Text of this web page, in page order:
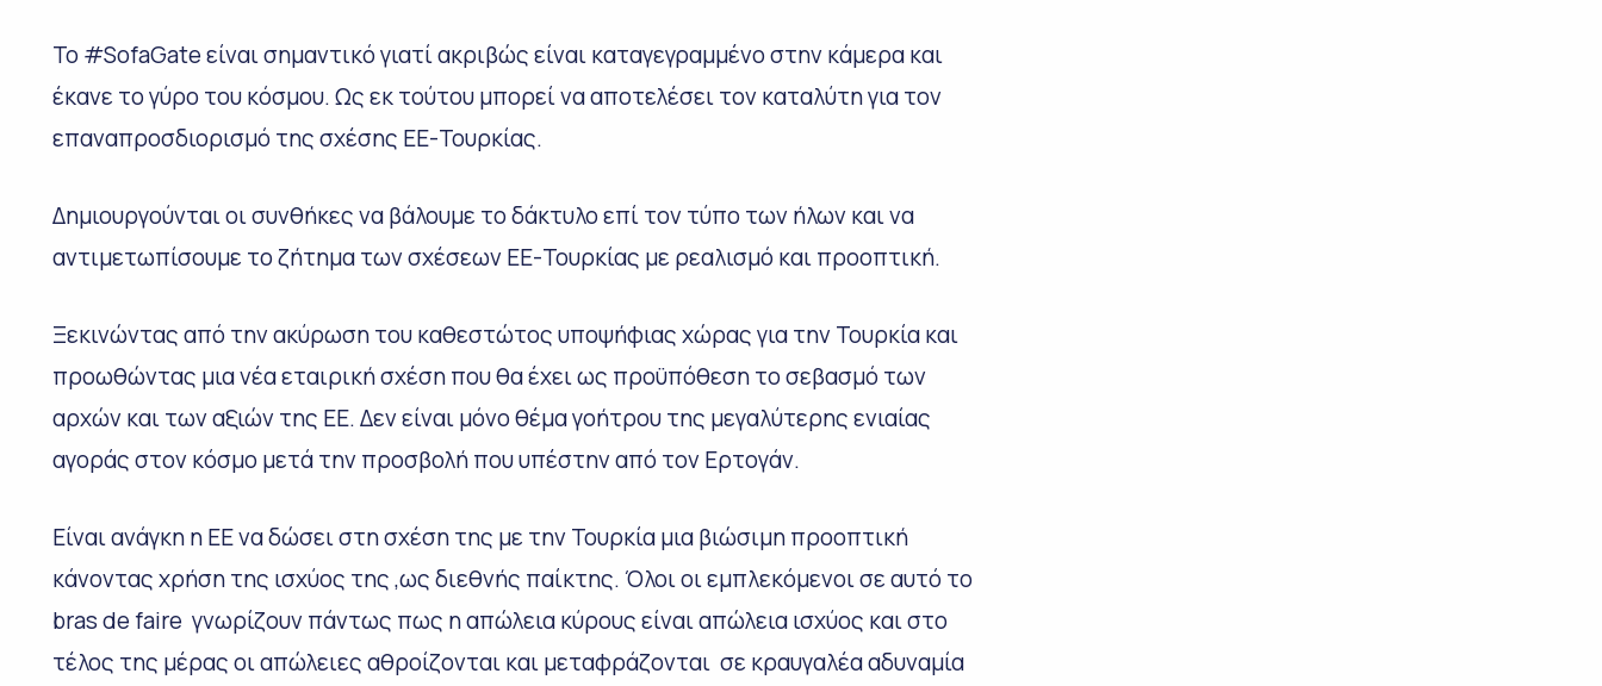
Το #SofaGate είναι σημαντικό γιατί ακριβώς είναι καταγεγραμμένο στην κάμερα και
έκανε το γύρο του κόσμου. Ως εκ τούτου μπορεί να αποτελέσει τον καταλύτη για τον
επαναπροσδιορισμό της σχέσης ΕΕ-Τουρκίας.
Δημιουργούνται οι συνθήκες να βάλουμε το δάκτυλο επί τον τύπο των ήλων και να
αντιμετωπίσουμε το ζήτημα των σχέσεων ΕΕ-Τουρκίας με ρεαλισμό και προοπτική.
Ξεκινώντας από την ακύρωση του καθεστώτος υποψήφιας χώρας για την Τουρκία και
προωθώντας μια νέα εταιρική σχέση που θα έχει ως προϋπόθεση το σεβασμό των
αρχών και των αξιών της ΕΕ. Δεν είναι μόνο θέμα γοήτρου της μεγαλύτερης ενιαίας
αγοράς στον κόσμο μετά την προσβολή που υπέστην από τον Ερτογάν.
Είναι ανάγκη η ΕΕ να δώσει στη σχέση της με την Τουρκία μια βιώσιμη προοπτική
κάνοντας χρήση της ισχύος της ,ως διεθνής παίκτης. Όλοι οι εμπλεκόμενοι σε αυτό το
bras de faire γνωρίζουν πάντως πως η απώλεια κύρους είναι απώλεια ισχύος και στο
τέλος της μέρας οι απώλειες αθροίζονται και μεταφράζονται σε κραυγαλέα αδυναμία